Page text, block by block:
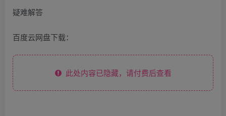
疑难解答
百度云网盘下载：
此处内容已隐藏，请付费后查看